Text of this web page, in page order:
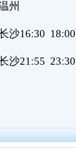
州
沙16:30
沙21:55